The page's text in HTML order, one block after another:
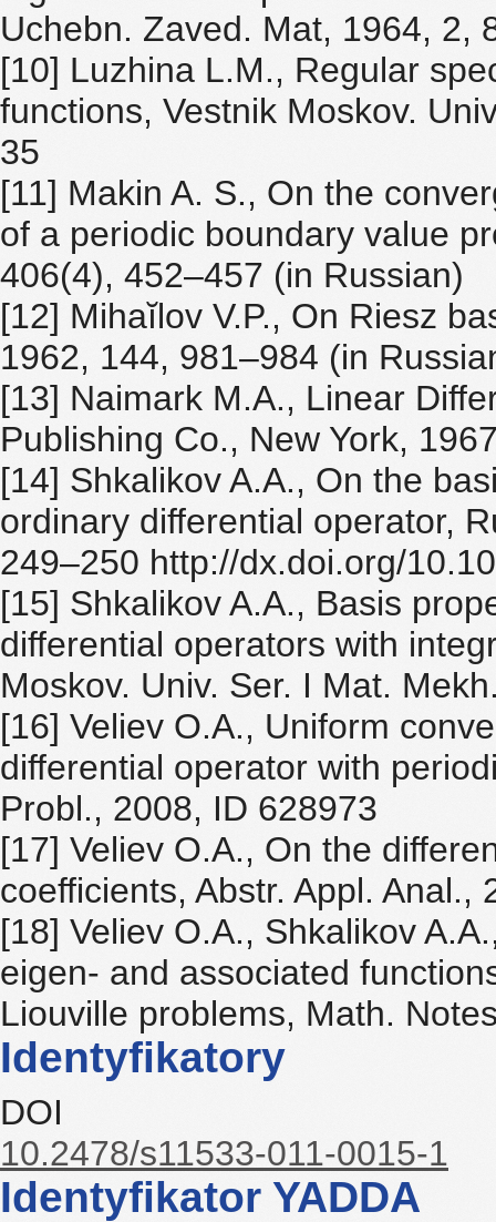
Uchebn. Zaved. Mat, 1964, 2,
[10] Luzhina L.M., Regular
functions, Vestnik Moskov.
35
[11] Makin A. S., On the
of a periodic boundary value
406(4), 452–457 (in Russian)
[12] Mihaĭlov V.P., On Riesz
1962, 144, 981–984 (in
[13] Naimark M.A., Linear
Publishing Co., New York,
[14] Shkalikov A.A., On the
ordinary differential operator,
249–250 http://dx.doi.org/
[15] Shkalikov A.A., Basis
differential operators with
Moskov. Univ. Ser. I Mat.
[16] Veliev O.A., Uniform
differential operator with
Probl., 2008, ID 628973
[17] Veliev O.A., On the
coefficients, Abstr. Appl. Anal.,
[18] Veliev O.A., Shkalikov
eigen- and associated
Liouville problems, Math.
Identyfikatory
DOI
10.2478/s11533-011-0015-1
Identyfikator YADDA